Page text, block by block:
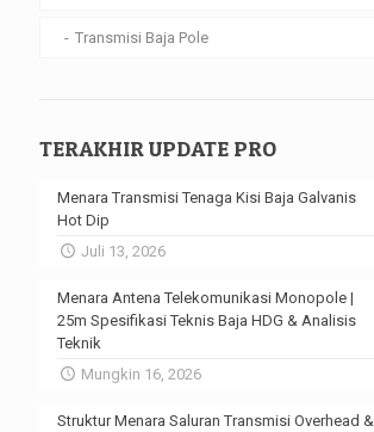
Transmisi Baja Pole
TERAKHIR UPDATE PRO
Menara Transmisi Tenaga Kisi Baja Galvanis
Hot Dip
Juli 13, 2026
Menara Antena Telekomunikasi Monopole |
25m Spesifikasi Teknis Baja HDG & Analisis
Teknik
Mungkin 16, 2026
Struktur Menara Saluran Transmisi Overhead &